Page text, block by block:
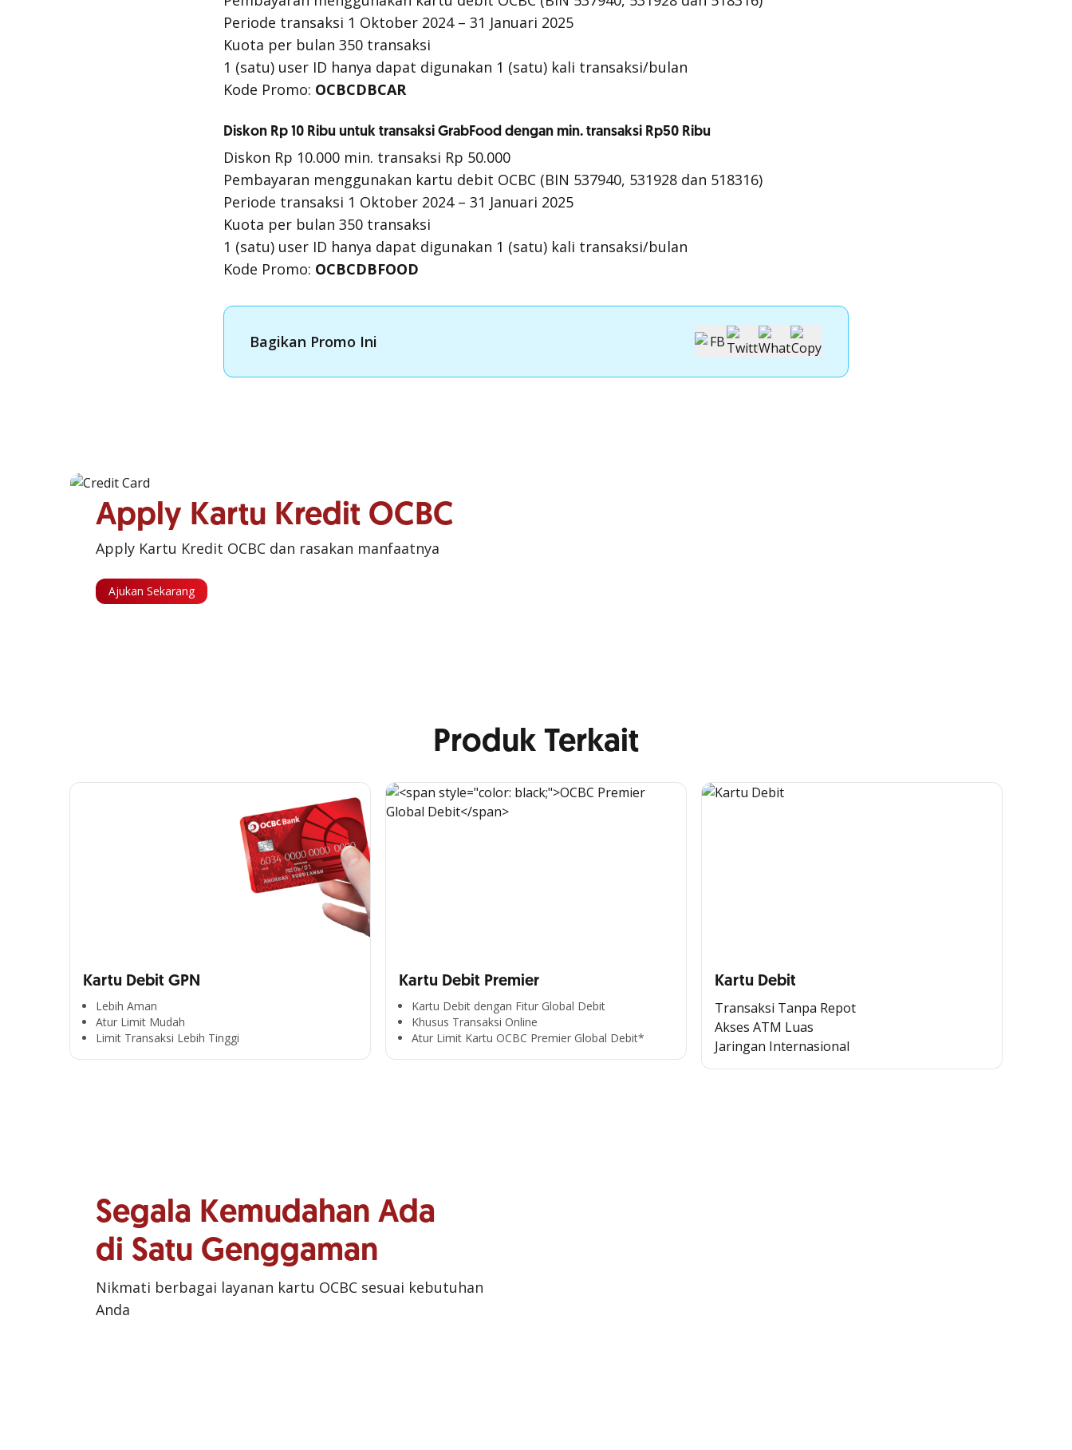
Periode transaksi 1 Oktober 2024 – 31 Januari 2025
Kuota per bulan 350 transaksi
1 (satu) user ID hanya dapat digunakan 1 (satu) kali transaksi/bulan
Kode Promo: OCBCDBCAR
Diskon Rp 10 Ribu untuk transaksi GrabFood dengan min. transaksi Rp50 Ribu
Diskon Rp 10.000 min. transaksi Rp 50.000
Pembayaran menggunakan kartu debit OCBC (BIN 537940, 531928 dan 518316)
Periode transaksi 1 Oktober 2024 – 31 Januari 2025
Kuota per bulan 350 transaksi
1 (satu) user ID hanya dapat digunakan 1 (satu) kali transaksi/bulan
Kode Promo: OCBCDBFOOD
Bagikan Promo Ini
Apply Kartu Kredit OCBC
Apply Kartu Kredit OCBC dan rasakan manfaatnya
Ajukan Sekarang
Produk Terkait
Kartu Debit GPN
Lebih Aman
Atur Limit Mudah
Limit Transaksi Lebih Tinggi
Kartu Debit Premier
Kartu Debit dengan Fitur Global Debit
Khusus Transaksi Online
Atur Limit Kartu OCBC Premier Global Debit*
Kartu Debit
Transaksi Tanpa Repot
Akses ATM Luas
Jaringan Internasional
Segala Kemudahan Ada
di Satu Genggaman
Nikmati berbagai layanan kartu OCBC sesuai kebutuhan
Anda